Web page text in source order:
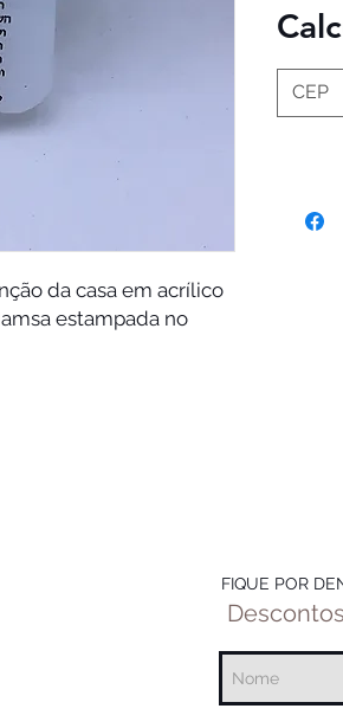
da casa em acrílico
estampada no
FIQUE POR